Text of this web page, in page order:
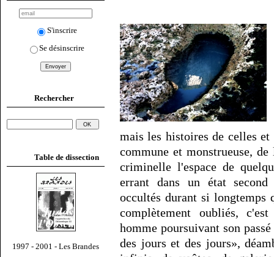
S'inscrire
Se désinscrire
Rechercher
Table de dissection
1997 - 2001 - Les Brandes
mais les histoires de celles
commune et monstrueuse,
criminelle l'espace de
errant dans un état
occultés durant si longtemps
complètement oubliés,
homme poursuivant son
des jours et des jours»,